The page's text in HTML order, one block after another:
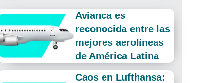
Avianca es
reconocida entre las
mejores aerolíneas
de América Latina
Caos en Lufthansa: